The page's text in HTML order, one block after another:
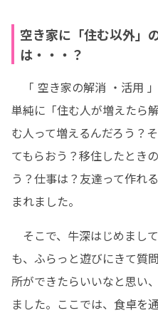
空き家に「住む以外」
は・・・？
「 空き家の解消 ・活用
単純に「住む人が増えたら
む人って増えるんだろう？
てもらおう？移住したとき
う？仕事は？友達って作れ
まれました。
そこで、牛深はじめまし
も、ふらっと遊びにきて質
所ができたらいいなと思い
ました。ここでは、食卓を